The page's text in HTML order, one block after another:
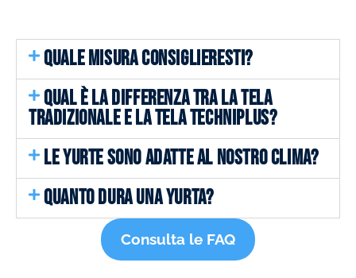
QUALE MISURA CONSIGLIERESTI?
QUAL È LA DIFFERENZA TRA LA TELA
TRADIZIONALE E LA TELA TECHNIPLUS?
LE YURTE SONO ADATTE AL NOSTRO CLIMA?
QUANTO DURA UNA YURTA?
Consulta le FAQ